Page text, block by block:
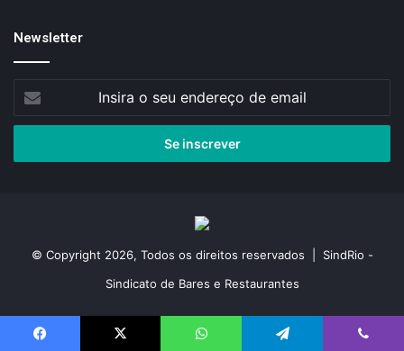
Newsletter
seu
de
© Copyright 2026, Todos os direitos reservados | SindRio -
Sindicato de Bares e Restaurantes